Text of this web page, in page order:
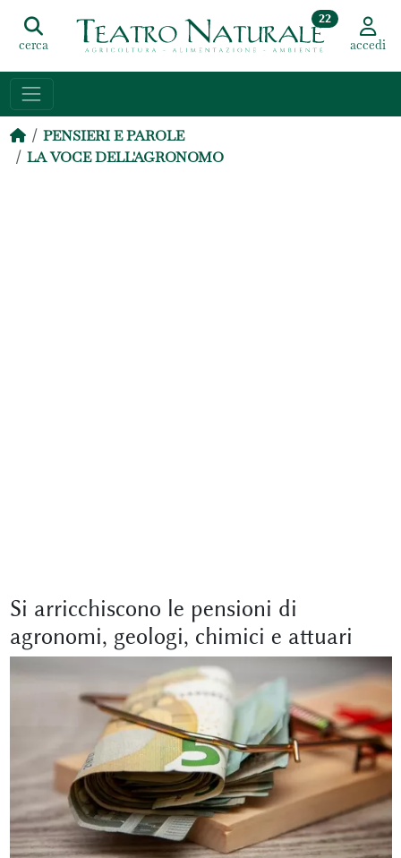
cerca
22
accedi
PENSIERI E PAROLE
LA VOCE DELL'AGRONOMO
Si arricchiscono le pensioni di
agronomi, geologi, chimici e attuari